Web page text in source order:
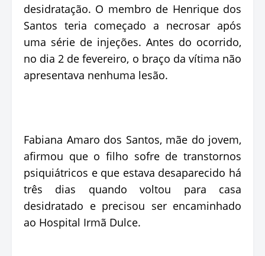
desidratação. O membro de Henrique dos
Santos teria começado a necrosar após
uma série de injeções. Antes do ocorrido,
no dia 2 de fevereiro, o braço da vítima não
apresentava nenhuma lesão.
Fabiana Amaro dos Santos, mãe do jovem,
afirmou que o filho sofre de transtornos
psiquiátricos e que estava desaparecido há
três dias quando voltou para casa
desidratado e precisou ser encaminhado
ao Hospital Irmã Dulce.